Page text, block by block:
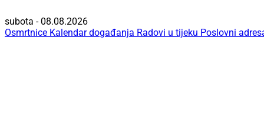
subota - 08.08.2026
Osmrtnice Kalendar događanja Radovi u tijeku Poslovni